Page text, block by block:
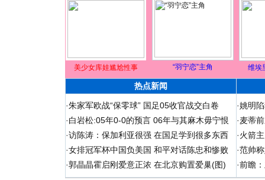
美少女库娃尴尬性事 “羽宁恋”主角 维埃
热点新闻
·朱家军欧战“保零球” 国足05收官战交白卷
·白岩松:05年0-0的预言 06年与其麻木毋宁恨
·访陈涛：保加利亚很强 在国足学到很多东西
·女排冠军杯中国负美国 和平对话陈忠和惨败
·郭晶晶霍启刚爱意正浓 在北京购置爱巢(图)
·姚明
·麦蒂
·火箭
·范帅
·前瞻